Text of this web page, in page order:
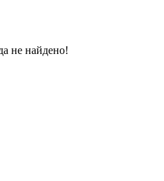
не найдено!